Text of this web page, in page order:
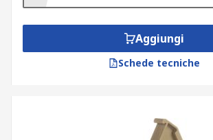
Aggiungi
Schede tecniche